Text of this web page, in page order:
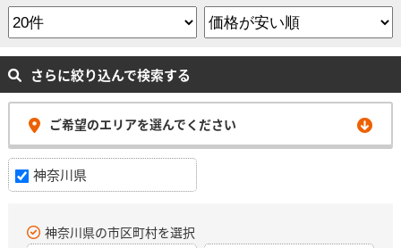
さらに絞り込んで検索する
ご希望のエリアを選んでください
神奈川県
神奈川県の市区町村を選択